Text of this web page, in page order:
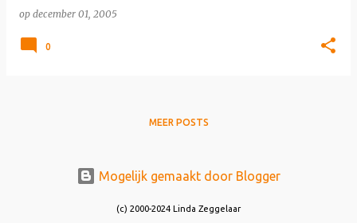
op december 01, 2005
0
MEER POSTS
Mogelijk gemaakt door Blogger
(c) 2000-2024 Linda Zeggelaar